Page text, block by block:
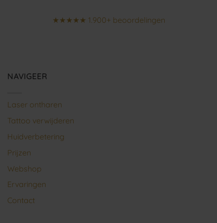
★★★★★ 1.900+ beoordelingen
NAVIGEER
Laser ontharen
Tattoo verwijderen
Huidverbetering
Prijzen
Webshop
Ervaringen
Contact